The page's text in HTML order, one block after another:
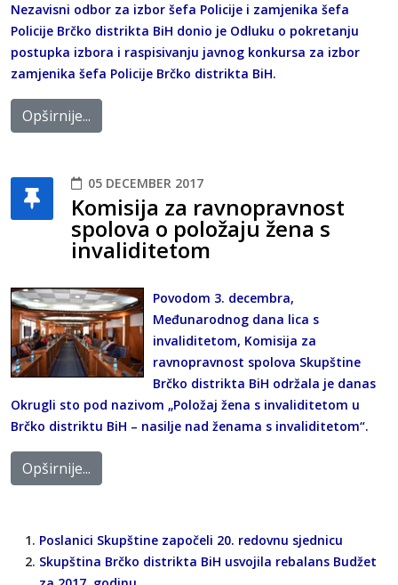
Nezavisni odbor za izbor šefa Policije i zamjenika šefa
Policije Brčko distrikta BiH donio je Odluku o pokretanju
postupka izbora i raspisivanju javnog konkursa za izbor
zamjenika šefa Policije Brčko distrikta BiH.
Opširnije...
05 DECEMBER 2017
Komisija za ravnopravnost
spolova o položaju žena s
invaliditetom
Povodom 3. decembra,
Međunarodnog dana lica s
invaliditetom, Komisija za
ravnopravnost spolova Skupštine
Brčko distrikta BiH održala je danas
Okrugli sto pod nazivom „Položaj žena s invaliditetom u
Brčko distriktu BiH – nasilje nad ženama s invaliditetom“.
Opširnije...
Poslanici Skupštine započeli 20. redovnu sjednicu
Skupština Brčko distrikta BiH usvojila rebalans Budžet